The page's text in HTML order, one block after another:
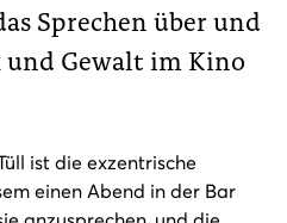
Sprechen über und
und Gewalt im Kino
ist die exzentrische
einen Abend in der Bar